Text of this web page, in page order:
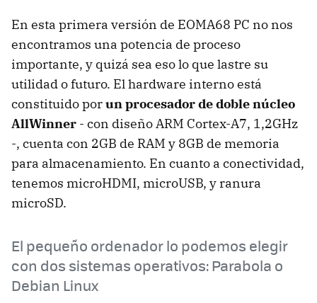
En esta primera versión de EOMA68 PC no nos
encontramos una potencia de proceso
importante, y quizá sea eso lo que lastre su
utilidad o futuro. El hardware interno está
constituido porun procesador de doble núcleo
AllWinner - con diseño ARM Cortex-A7, 1,2GHz
-, cuenta con 2GB de RAM y 8GB de memoria
para almacenamiento. En cuanto a conectividad,
tenemos microHDMI, microUSB, y ranura
microSD.
El pequeño ordenador lo podemos elegir
con dos sistemas operativos: Parabola o
Debian Linux